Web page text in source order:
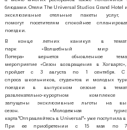
блюдами. Отели The Universal Studios Grand Hotel и
эксклюзивные отельные пакеты услуг,
помогут посетителям спокойнее
поездки.
В конце летних каникул в
парк «Волшебный мир
Поттера» вернется обновленное
мероприятие «Сезон возвращения в Хогвартс»,
пройдет с 3 августа по 1 сентября. С
спроса школьников, студентов и молодых
поездки в выпускном сезоне в
развлекательно-курортном
запущены эксклюзивные льготы на
сезон. «Молодежная
карта "Отправляйтесь в Universal"» уже поступила
При ее приобретении с 15 мая по